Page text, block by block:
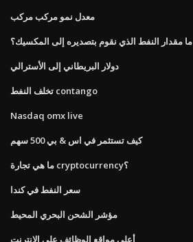
معدل نمو مركب مركب
ما مقدار النفط الذي نقوم بتصديره إلى المكسيك؟
دولار البريطاني إلى الأسترالي
تخلف النفط contango
Nasdaq omx live
كيف تستثمر في اس & بي 500 سهم
ما هي تجارة cryptocurrency؟
سعر النفط في كندا
مؤشر الشحن البحري المحيط
أعلى مواقع الوظائف على الإنترنت